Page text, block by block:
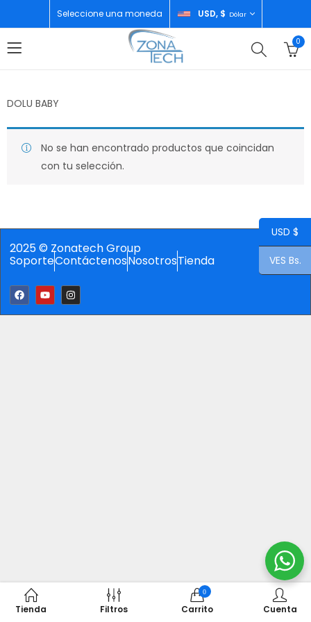
Seleccione una moneda USD, $ Dólar
0
DOLU BABY
No se han encontrado productos que coincidan
con tu selección.
2025 © Zonatech Group
SoporteContáctenosNosotrosTienda
Tienda Filtros
0
Carrito Cuenta
USD $
VES Bs.